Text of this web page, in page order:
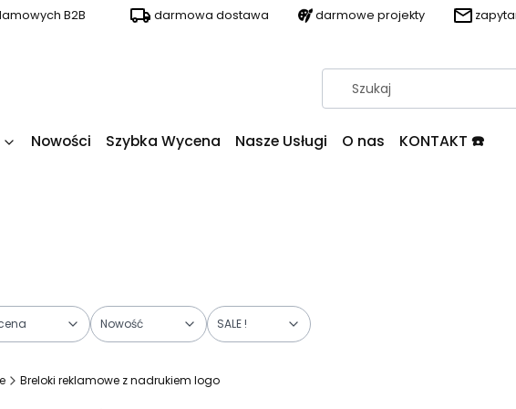
B2B darmowa dostawa darmowe projekty
Nowości Szybka Wycena Nasze Usługi O nas KONTAKT ☎️
Nowość SALE !
Breloki reklamowe z nadrukiem logo